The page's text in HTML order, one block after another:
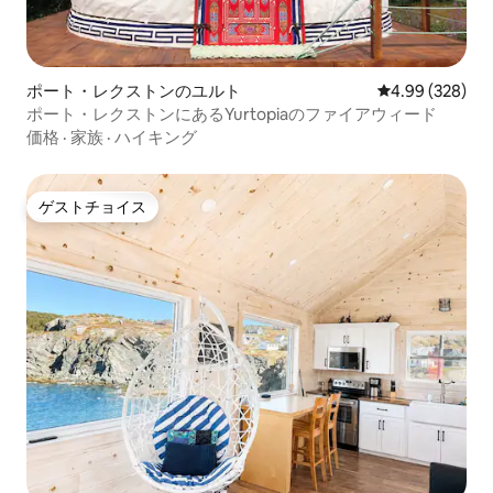
ポート・レクストンのユルト レビュー328
4.99 (328)
ポート・レクストンにあるYurtopiaのファイアウィード
価格 · 家族 · ハイキング
ゲストチョイス
ゲストチョイス